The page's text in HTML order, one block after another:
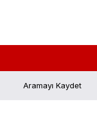
Aramayı Kaydet